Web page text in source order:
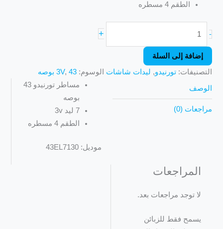
الطقم 4 مسطره
-
+
إضافة إلى السلة
التصنيفات:تورنيدو, ليدات شاشات الوسوم: 3V, 43 بوصه
الوصف
مراجعات (0)
مساطر تورنيدو 43
بوصه
7 ليد 3v
الطقم 4 مسطره
موديل: 43EL7130
المراجعات
لا توجد مراجعات بعد.
يسمح فقط للزبائن